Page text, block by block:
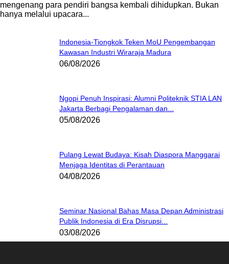
mengenang para pendiri bangsa kembali dihidupkan. Bukan
hanya melalui upacara...
Indonesia-Tiongkok Teken MoU Pengembangan
Kawasan Industri Wiraraja Madura
06/08/2026
Ngopi Penuh Inspirasi: Alumni Politeknik STIA LAN
Jakarta Berbagi Pengalaman dan...
05/08/2026
Pulang Lewat Budaya: Kisah Diaspora Manggarai
Menjaga Identitas di Perantauan
04/08/2026
Seminar Nasional Bahas Masa Depan Administrasi
Publik Indonesia di Era Disrupsi...
03/08/2026